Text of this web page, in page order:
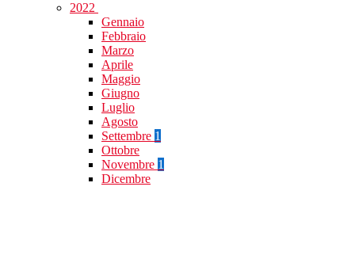
2022
Gennaio
Febbraio
Marzo
Aprile
Maggio
Giugno
Luglio
Agosto
Settembre 1
Ottobre
Novembre 1
Dicembre